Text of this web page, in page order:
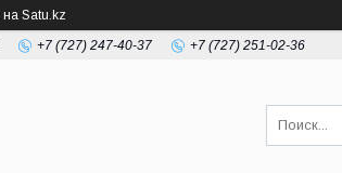
на Satu.kz
+7 (727) 247-40-37 +7 (727) 251-02-36